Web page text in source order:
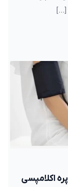
[…]
‌اکلامپسی